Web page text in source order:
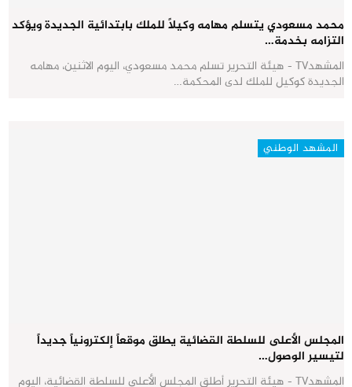
محمد مسعودي يتسلم مهامه وكيلاً للملك بابتدائية الجديدة ويؤكد
التزامه بخدمة…
المشهدTV - هيئة التحرير تسلم محمد مسعودي، اليوم الاثنين، مهامه
الجديدة كوكيل للملك لدى المحكمة…
المشهد الوطني
المجلس الأعلى للسلطة القضائية يطلق موقعاً إلكترونياً جديداً
لتيسير الوصول…
المشهدTV - هيئة التحرير أطلق المجلس الأعلى للسلطة القضائية، اليوم